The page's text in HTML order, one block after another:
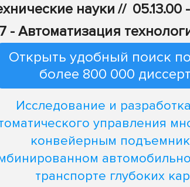
науки //
- Автоматизация
Открыть удобный поиск
более 800 000
Исследование и
управления
конвейерным
транспорте глубоких